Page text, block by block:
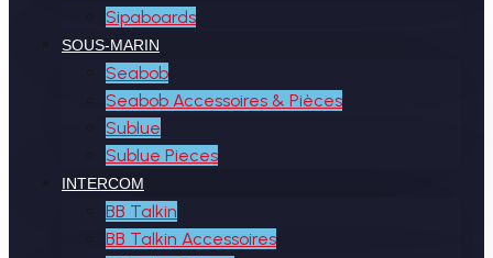
Sipaboards
SOUS-MARIN
Seabob
Seabob Accessoires & Pièces
Sublue
Sublue Pieces
INTERCOM
BB Talkin
BB Talkin Accessoires